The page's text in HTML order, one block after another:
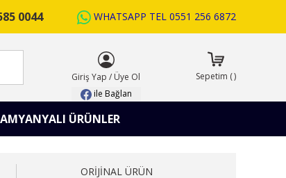
0044 WHATSAPP TEL 0551 256 6872
Giriş Yap / Üye Ol
ile Bağlan
Sepetim ()
ÜRÜNLER
ORİJİNAL ÜRÜN